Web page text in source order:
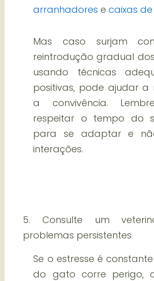
arranhadores ecaixas
Mas caso surjam
reintrodução gradual
usando técnicas
positivas, pode ajudar a
a convivência.
respeitar o tempo do
para se adaptar e
interações.
5. Consulte um
problemas persistentes
Se o estresse é
do gato corre perigo,